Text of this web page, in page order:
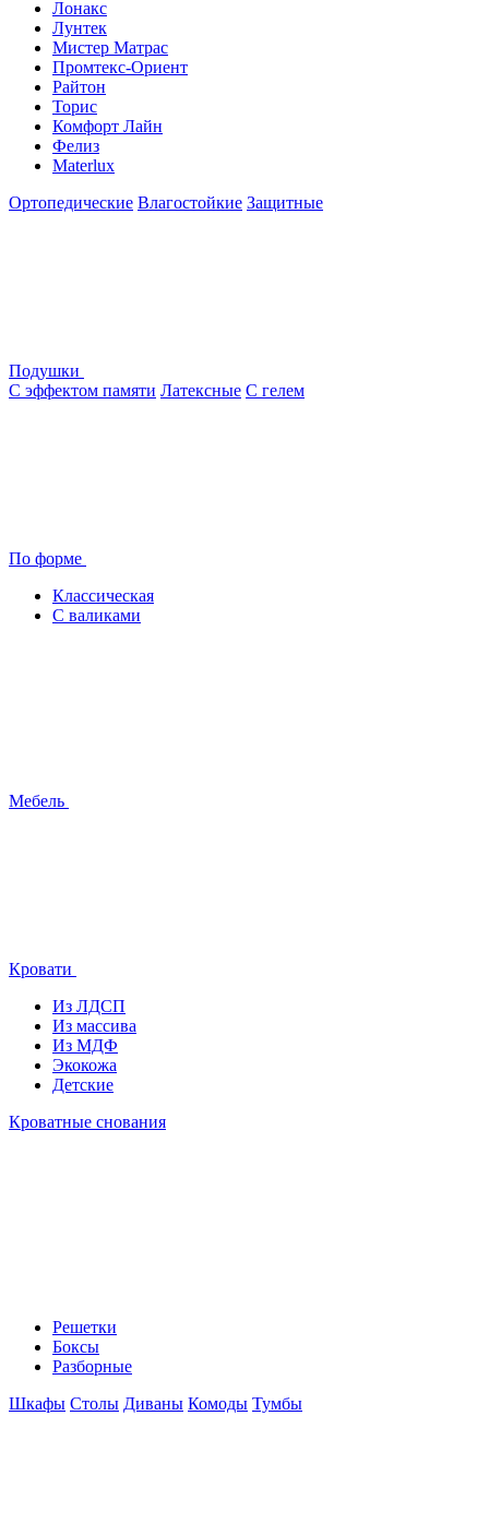
Лонакс
Лунтек
Мистер Матрас
Промтекс-Ориент
Райтон
Торис
Комфорт Лайн
Фелиз
Materlux
Ортопедические Влагостойкие Защитные
Подушки
С эффектом памяти Латексные С гелем
По форме
Классическая
С валиками
Мебель
Кровати
Из ЛДСП
Из массива
Из МДФ
Экокожа
Детские
Кроватные снования
Решетки
Боксы
Разборные
Шкафы Столы Диваны Комоды Тумбы